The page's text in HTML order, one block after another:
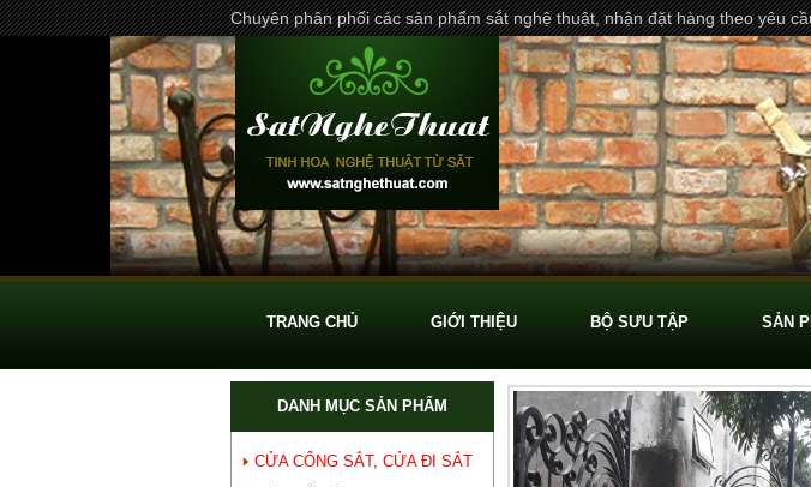
Chuyên phân phối các sản phẩm sắt nghệ thuật, nhận đặt hàng theo yêu
TRANG CHỦ GIỚI THIỆU BỘ SƯU TẬP SẢN
DANH MỤC SẢN PHẨM
CỬA CỔNG SẮT, CỬA ĐI SẮT